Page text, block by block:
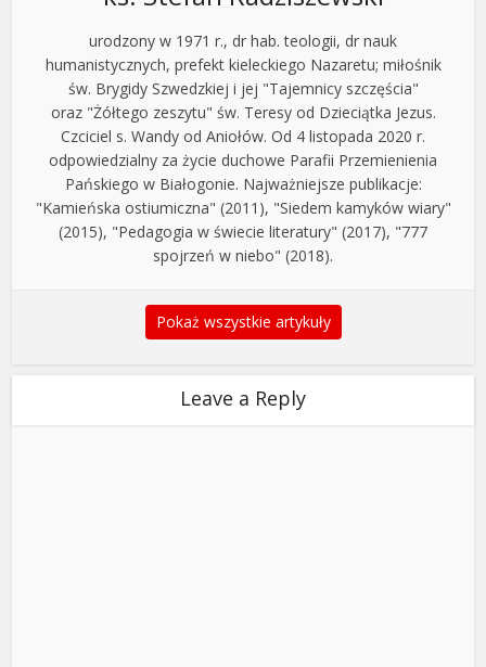
urodzony w 1971 r., dr hab. teologii, dr nauk
humanistycznych, prefekt kieleckiego Nazaretu; miłośnik
św. Brygidy Szwedzkiej i jej "Tajemnicy szczęścia"
oraz "Żółtego zeszytu" św. Teresy od Dzieciątka Jezus.
Czciciel s. Wandy od Aniołów. Od 4 listopada 2020 r.
odpowiedzialny za życie duchowe Parafii Przemienienia
Pańskiego w Białogonie. Najważniejsze publikacje:
"Kamieńska ostiumiczna" (2011), "Siedem kamyków wiary"
(2015), "Pedagogia w świecie literatury" (2017), "777
spojrzeń w niebo" (2018).
Pokaż wszystkie artykuły
Leave a Reply